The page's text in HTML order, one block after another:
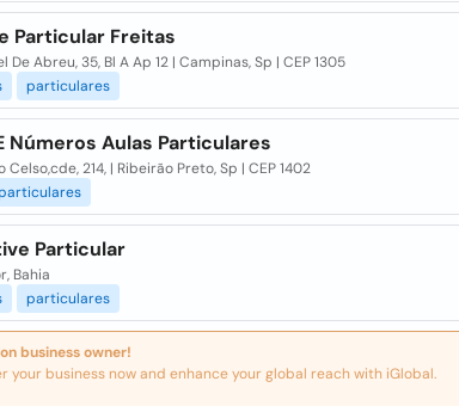
Particular Freitas
De Abreu, 35, Bl A Ap 12 | Campinas, Sp | CEP 1305
particulares
Números Aulas Particulares
Celso,cde, 214, | Ribeirão Preto, Sp | CEP 1402
Particular
Bahia
particulares
business owner!
your business now and enhance your global reach with iGlobal.